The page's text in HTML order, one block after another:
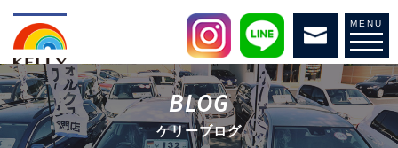
MENU
BLOG
ケリーブログ